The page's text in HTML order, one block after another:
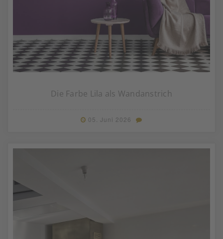
Die Farbe Lila als Wandanstrich
05. Juni 2026